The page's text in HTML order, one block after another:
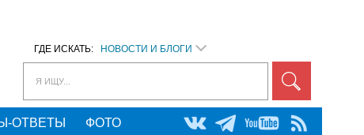
ГДЕ ИСКАТЬ: НОВОСТИ И БЛОГИ
Я ИЩУ...
ОТВЕТЫ ФОТО